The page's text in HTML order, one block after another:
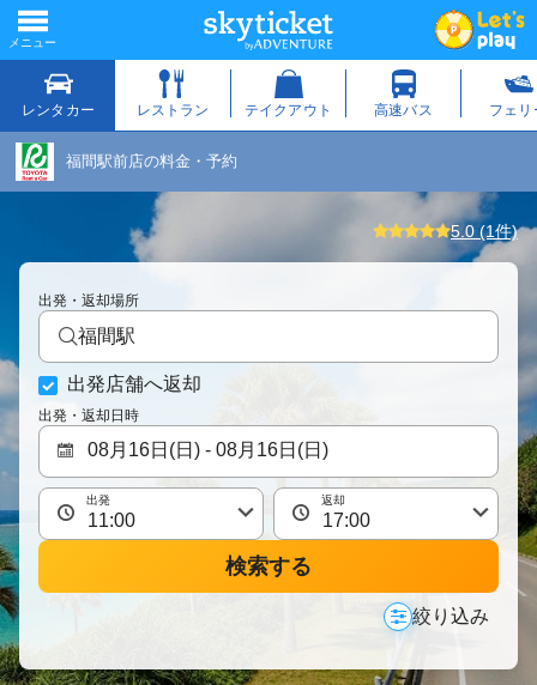
福間駅前店の料金・予約
5.0 (1件)
出発・返却場所
福間駅
出発店舗へ返却
出発・返却日時
出発 返却
検索する
絞り込み